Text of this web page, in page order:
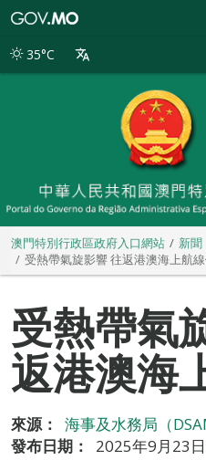
別
35°C
澳門特別行政區政府入口網站
新聞
受熱帶氣旋影響 往返港澳海上航
受熱帶氣
返港澳海
來源：
海事及水務局（
發布日期：
2025年9月23